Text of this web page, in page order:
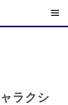
ラクシ